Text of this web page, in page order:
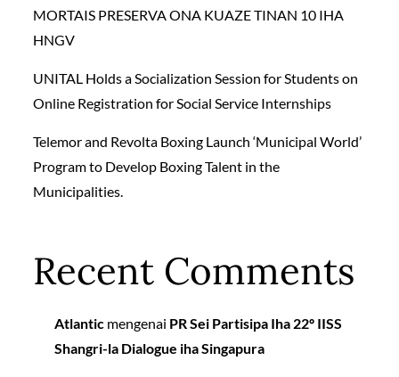
MORTAIS PRESERVA ONA KUAZE TINAN 10 IHA
HNGV
UNITAL Holds a Socialization Session for Students on
Online Registration for Social Service Internships
Telemor and Revolta Boxing Launch ‘Municipal World’
Program to Develop Boxing Talent in the
Municipalities.
Recent Comments
Atlantic mengenai PR Sei Partisipa Iha 22º IISS
Shangri-la Dialogue iha Singapura